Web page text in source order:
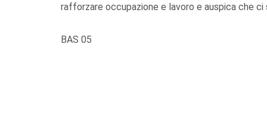
rafforzare occupazione e lavoro e auspica che
BAS 05